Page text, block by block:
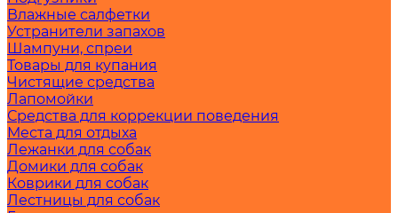
Влажные салфетки
Устранители запахов
Шампуни, спреи
Товары для купания
Чистящие средства
Лапомойки
Средства для коррекции поведения
Места для отдыха
Лежанки для собак
Домики для собак
Коврики для собак
Лестницы для собак